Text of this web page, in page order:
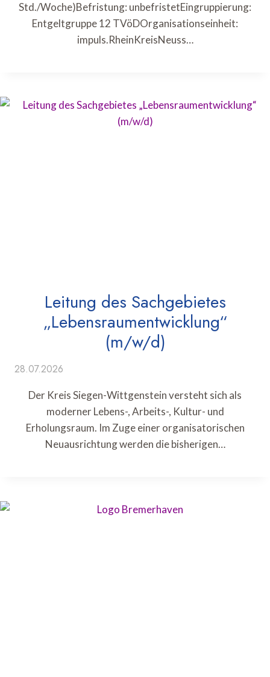
Std./Woche)Befristung: unbefristetEingruppierung:
Entgeltgruppe 12 TVöDOrganisationseinheit:
impuls.RheinKreisNeuss…
Leitung des Sachgebietes
„Lebensraumentwicklung“
(m/w/d)
28.07.2026
Der Kreis Siegen-Wittgenstein versteht sich als
moderner Lebens-, Arbeits-, Kultur- und
Erholungsraum. Im Zuge einer organisatorischen
Neuausrichtung werden die bisherigen…